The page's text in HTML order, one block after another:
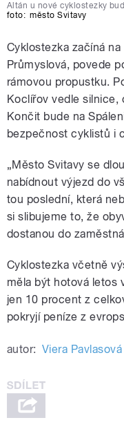
Altán u nové cyklostezky
foto: město Svitavy
Cyklostezka začíná
Průmyslová, povede
rámovou propustku.
Koclířov vedle silnice,
Končit bude na
bezpečnost cyklistů i
„Město Svitavy se
nabídnout výjezd do
tou poslední, která
si slibujeme to, že
dostanou do
Cyklostezka včetně
měla být hotová letos
jen 10 procent z
pokryjí peníze z
autor: Viera Pavlasová